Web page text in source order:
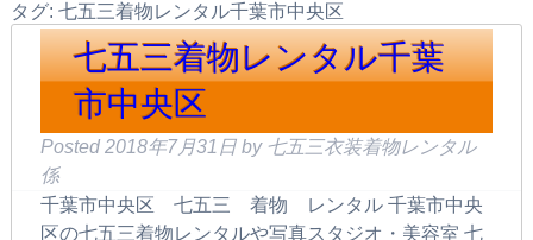
タグ: 七五三着物レンタル千葉市中央区
七五三着物レンタル千葉
市中央区
Posted 2018年7月31日 by 七五三衣装着物レンタル
係
千葉市中央区 七五三 着物 レンタル 千葉市中央
区の七五三着物レンタルや写真スタジオ・美容室 七